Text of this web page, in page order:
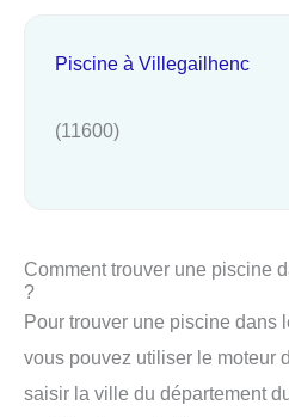
Piscine à Villegailhenc
(11600)
Comment trouver une piscine
?
Pour trouver une piscine dans
vous pouvez utiliser le moteur
saisir la ville du département